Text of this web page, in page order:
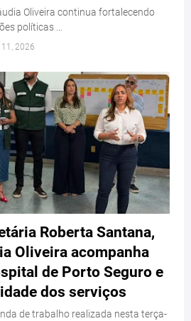
Oliveira continua fortalecendo
políticas …
2026
Roberta Santana,
Oliveira acompanha
de Porto Seguro e
dos serviços
de trabalho realizada nesta terça-